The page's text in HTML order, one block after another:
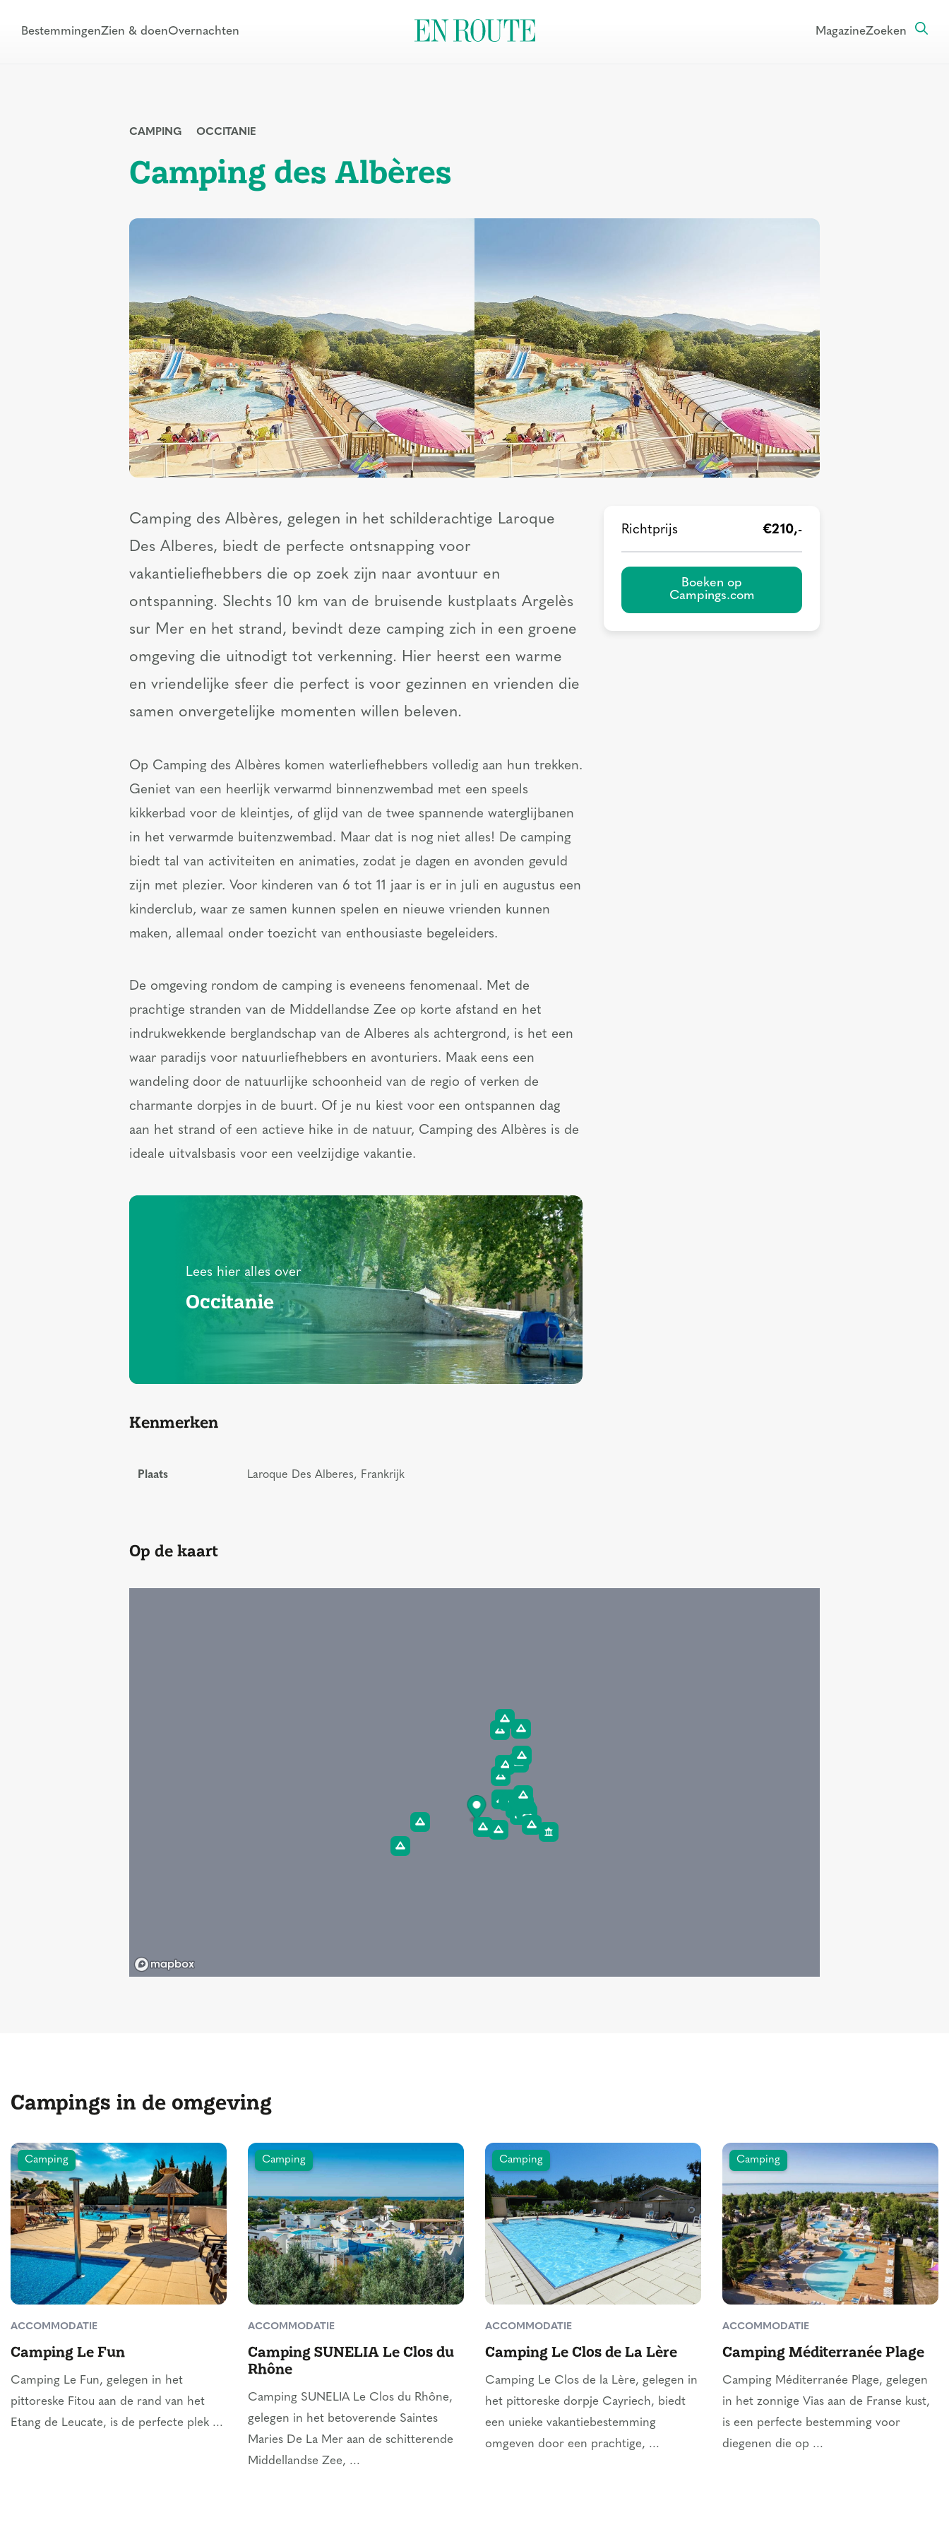
BestemmingenZien & doenOvernachten MagazineZoeken
CAMPING OCCITANIE
Camping des Albères
Camping des Albères, gelegen in het schilderachtige Laroque
Des Alberes, biedt de perfecte ontsnapping voor
vakantieliefhebbers die op zoek zijn naar avontuur en
ontspanning. Slechts 10 km van de bruisende kustplaats Argelès
sur Mer en het strand, bevindt deze camping zich in een groene
omgeving die uitnodigt tot verkenning. Hier heerst een warme
en vriendelijke sfeer die perfect is voor gezinnen en vrienden die
samen onvergetelijke momenten willen beleven.
Op Camping des Albères komen waterliefhebbers volledig aan hun trekken.
Geniet van een heerlijk verwarmd binnenzwembad met een speels
kikkerbad voor de kleintjes, of glijd van de twee spannende waterglijbanen
in het verwarmde buitenzwembad. Maar dat is nog niet alles! De camping
biedt tal van activiteiten en animaties, zodat je dagen en avonden gevuld
zijn met plezier. Voor kinderen van 6 tot 11 jaar is er in juli en augustus een
kinderclub, waar ze samen kunnen spelen en nieuwe vrienden kunnen
maken, allemaal onder toezicht van enthousiaste begeleiders.
De omgeving rondom de camping is eveneens fenomenaal. Met de
prachtige stranden van de Middellandse Zee op korte afstand en het
indrukwekkende berglandschap van de Alberes als achtergrond, is het een
waar paradijs voor natuurliefhebbers en avonturiers. Maak eens een
wandeling door de natuurlijke schoonheid van de regio of verken de
charmante dorpjes in de buurt. Of je nu kiest voor een ontspannen dag
aan het strand of een actieve hike in de natuur, Camping des Albères is de
ideale uitvalsbasis voor een veelzijdige vakantie.
Lees hier alles over
Occitanie
Kenmerken
Plaats Laroque Des Alberes, Frankrijk
Richtprijs €210,-
Boeken op
Campings.com
Op de kaart
Campings in de omgeving
Camping
ACCOMMODATIE
Camping Le Fun
Camping Le Fun, gelegen in het
pittoreske Fitou aan de rand van het
Etang de Leucate, is de perfecte plek ...
Camping
ACCOMMODATIE
Camping SUNELIA Le Clos du
Rhône
Camping SUNELIA Le Clos du Rhône,
gelegen in het betoverende Saintes
Maries De La Mer aan de schitterende
Middellandse Zee, ...
Camping
ACCOMMODATIE
Camping Le Clos de La Lère
Camping Le Clos de la Lère, gelegen in
het pittoreske dorpje Cayriech, biedt
een unieke vakantiebestemming
omgeven door een prachtige, ...
Camping
ACCOMMODATIE
Camping Méditerranée Plage
Camping Méditerranée Plage, gelegen
in het zonnige Vias aan de Franse kust,
is een perfecte bestemming voor
diegenen die op ...